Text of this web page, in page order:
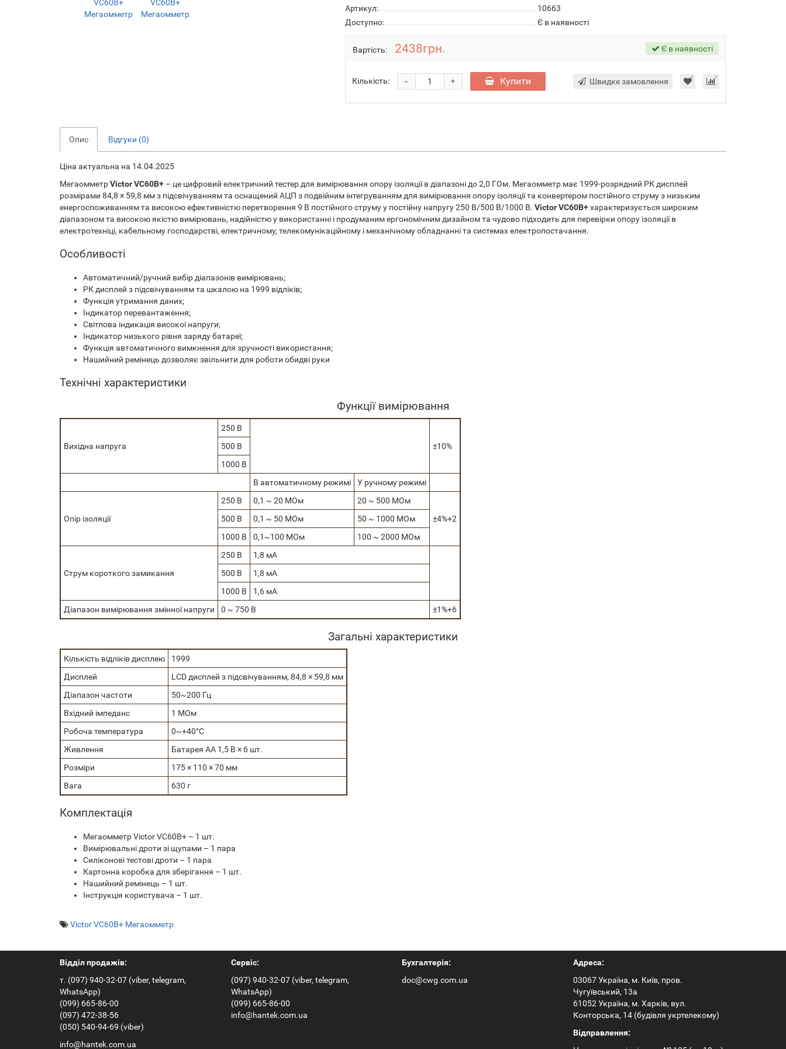
Артикул:
10663
Доступно:
Є в наявності
Вартість: 2438грн. Є в наявності
Кількість: +
- Купити Швидке замовлення
Опис Відгуки (0)
Ціна актуальна на 14.04.2025
МегаомметрVictor VC60B+ – це цифровий електричний тестер для вимірювання опору ізоляції в діапазоні до 2,0 ГОм. Мегаомметр має 1999-розрядний РК дисплей
розмірами 84,8 × 59,8 мм з підсвічуванням та оснащений АЦП з подвійним інтегруванням для вимірювання опору ізоляції та конвертером постійного струму з низьким
енергоспоживанням та високою ефективністю перетворення 9 В постійного струму у постійну напругу 250 В/500 В/1000 В. Victor VC60B+характеризується широким
діапазоном та високою якістю вимірювань, надійністю у використанні і продуманим ергономічним дизайном та чудово підходить для перевірки опору ізоляції в
електротехніці, кабельному господарстві, електричному, телекомунікаційному і механічному обладнанні та системах електропостачання.
Особливості
Автоматичний/ручний вибір діапазонів вимірювань;
РК дисплей з підсвічуванням та шкалою на 1999 відліків;
Функція утримання даних;
Індикатор перевантаження;
Світлова індикація високої напруги;
Індикатор низького рівня заряду батареї;
Функція автоматичного вимкнення для зручності використання;
Нашийний ремінець дозволяє звільнити для роботи обидві руки
Технічні характеристики
Функції вимірювання
Вихідна напруга
250 В
±10%
500 В
1000 В
В автоматичному режимі
У ручному режимі
Опір ізоляції
250 В 0,1 ~ 20 МОм
20 ~ 500 МОм
±4%+2
500 В 0,1 ~ 50 МОм
50 ~ 1000 МОм
1000 В
0,1~100 МОм 100 ~ 2000 МОм
Струм короткого замикання
250 В
1,8 мА
500 В
1,8 мА
1000 В
1,6 мА
Діапазон вимірювання змінної напруги
0 ~ 750 В ±1%+6
Загальні характеристики
Кількість відліків дисплею
1999
Дисплей
LCD дисплей з підсвічуванням, 84,8 × 59,8 мм
Діапазон частоти
50~200 Гц
Вхідний імпеданс
1 МОм
Робоча температура
0~+40°C
Живлення
Батарея АА 1,5 В × 6 шт.
Розміри
175 × 110 × 70 мм
Вага
630 г
Комплектація
Мегаомметр Victor VC60B+ – 1 шт.
Вимірювальні дроти зі щупами – 1 пара
Силіконові тестові дроти – 1 пара
Картонна коробка для зберігання – 1 шт.
Нашийний ремінець – 1 шт.
Інструкція користувача – 1 шт.
Victor VC60B+ Мегаомметр
Відділ продажів:
т. (097) 940-32-07 (viber, telegram,
WhatsApp)
(099) 665-86-00
(097) 472-38-56
(050) 540-94-69 (viber)
info@hantek.com.ua
Сервіс:
(097) 940-32-07 (viber, telegram,
WhatsApp)
(099) 665-86-00
info@hantek.com.ua
Бухгалтерія:
doc@cwg.com.ua
Адреса:
03067 Україна, м. Київ, пров.
Чугуївський, 13а
61052 Україна, м. Харків, вул.
Конторська, 14 (будівля укртелекому)
Відправлення: